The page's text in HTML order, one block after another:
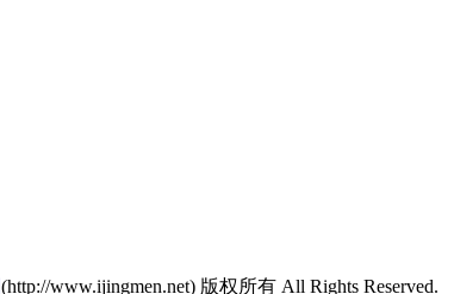
(http://www.ijingmen.net) 版权所有 All Rights Reserved.